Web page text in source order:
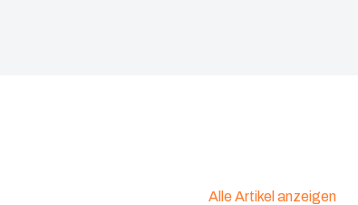
Alle Artikel anzeigen